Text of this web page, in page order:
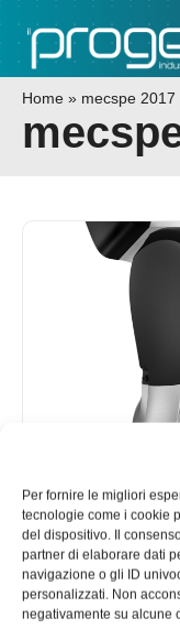
Per fornire le migliori
tecnologie come i cookie
del dispositivo. Il
partner di elaborare dati
navigazione o gli ID
personalizzati. Non
negativamente su alcune
Home » mecspe 2017
I nuovi
Dopo il successo
nuovo
manifatturiero, in
Emanuela Bianchi